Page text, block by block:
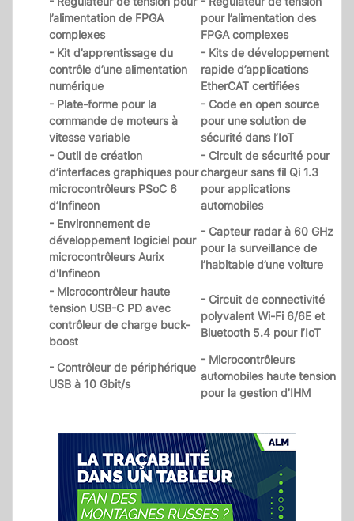
l’alimentation de FPGA
complexes
pour l’alimentation des
FPGA complexes
- Kit d’apprentissage du
contrôle d’une alimentation
numérique
- Kits de développement
rapide d’applications
EtherCAT certifiées
- Plate-forme pour la
commande de moteurs à
vitesse variable
- Code en open source
pour une solution de
sécurité dans l’IoT
- Outil de création
d’interfaces graphiques pour
microcontrôleurs PSoC 6
d’Infineon
- Circuit de sécurité pour
chargeur sans fil Qi 1.3
pour applications
automobiles
- Environnement de
développement logiciel pour
microcontrôleurs Aurix
d'Infineon
- Capteur radar à 60 GHz
pour la surveillance de
l’habitable d’une voiture
- Microcontrôleur haute
tension USB-C PD avec
contrôleur de charge buck-
boost
- Circuit de connectivité
polyvalent Wi-Fi 6/6E et
Bluetooth 5.4 pour l’IoT
- Contrôleur de périphérique
USB à 10 Gbit/s
- Microcontrôleurs
automobiles haute tension
pour la gestion d’IHM